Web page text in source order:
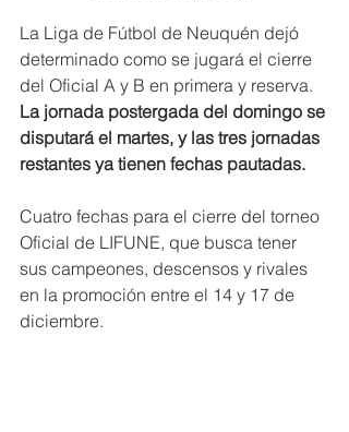
La Liga de Fútbol de Neuquén dejó
determinado como se jugará el cierre
del Oficial A y B en primera y reserva.
La jornada postergada del domingo se
disputará el martes, y las tres jornadas
restantes ya tienen fechas pautadas.
Cuatro fechas para el cierre del torneo
Oficial de LIFUNE, que busca tener
sus campeones, descensos y rivales
en la promoción entre el 14 y 17 de
diciembre.